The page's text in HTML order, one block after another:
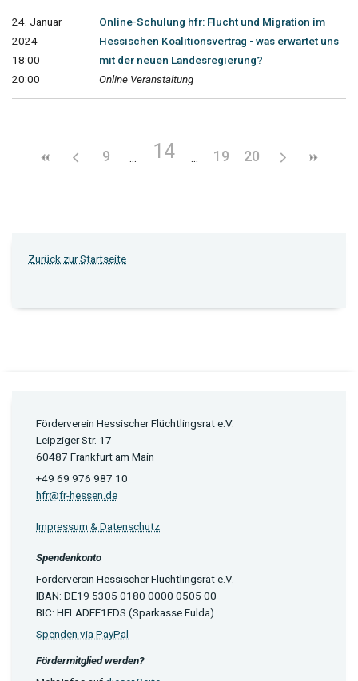
24. Januar
2024
18:00 -
20:00
Online-Schulung hfr: Flucht und Migration im
Hessischen Koalitionsvertrag - was erwartet uns
mit der neuen Landesregierung?
Online Veranstaltung
9 14 19 20
Zurück zur Startseite
Förderverein Hessischer Flüchtlingsrat e.V.
Leipziger Str. 17
60487 Frankfurt am Main
+49 69 976 987 10
hfr@fr-hessen.de
Impressum & Datenschutz
Spendenkonto
Förderverein Hessischer Flüchtlingsrat e.V.
IBAN: DE19 5305 0180 0000 0505 00
BIC: HELADEF1FDS (Sparkasse Fulda)
Spenden via PayPal
Fördermitglied werden?